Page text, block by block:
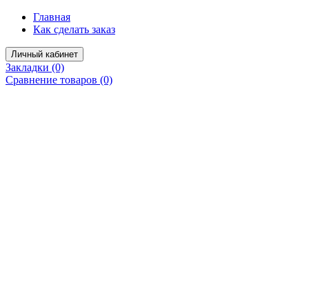
Главная
Как сделать заказ
Личный кабинет
Закладки (0)
Сравнение товаров (0)